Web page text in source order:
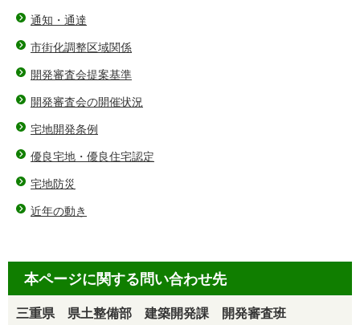
通知・通達
市街化調整区域関係
開発審査会提案基準
開発審査会の開催状況
宅地開発条例
優良宅地・優良住宅認定
宅地防災
近年の動き
本ページに関する問い合わせ先
三重県 県土整備部 建築開発課 開発審査班